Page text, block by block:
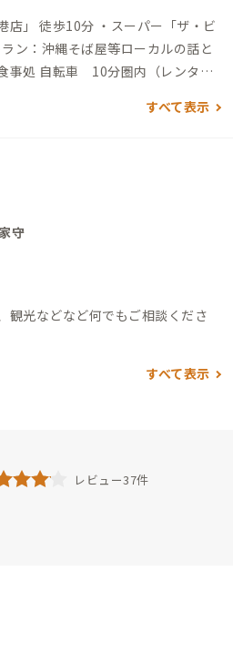
店」 徒歩10分 ・スーパー「ザ・ビ
ン：沖縄そば屋等ローカルの話と
事処 自転車 10分圏内（レンタル
ｆi Parlor」車15分圏内（Camp H
すべて表示
守
観光などなど何でもご相談くださ
すべて表示
レビュー37件